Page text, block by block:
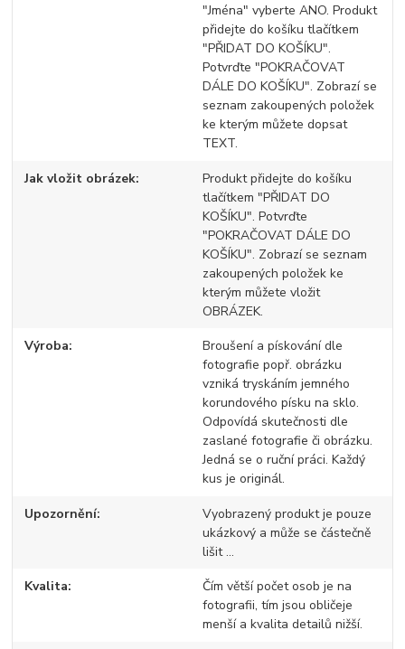
"Jména" vyberte ANO. Produkt
přidejte do košíku tlačítkem
"PŘIDAT DO KOŠÍKU".
Potvrďte "POKRAČOVAT
DÁLE DO KOŠÍKU". Zobrazí se
seznam zakoupených položek
ke kterým můžete dopsat
TEXT.
Jak vložit obrázek
Produkt přidejte do košíku
tlačítkem "PŘIDAT DO
KOŠÍKU". Potvrďte
"POKRAČOVAT DÁLE DO
KOŠÍKU". Zobrazí se seznam
zakoupených položek ke
kterým můžete vložit
OBRÁZEK.
Výroba
Broušení a pískování dle
fotografie popř. obrázku
vzniká tryskáním jemného
korundového písku na sklo.
Odpovídá skutečnosti dle
zaslané fotografie či obrázku.
Jedná se o ruční práci. Každý
kus je originál.
Upozornění
Vyobrazený produkt je pouze
ukázkový a může se částečně
lišit ...
Kvalita
Čím větší počet osob je na
fotografii, tím jsou obličeje
menší a kvalita detailů nižší.